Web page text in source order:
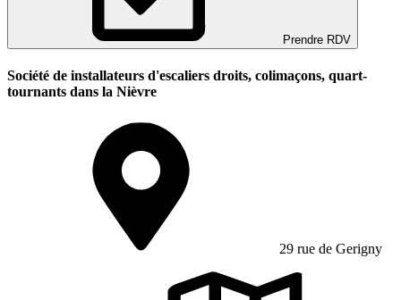
Prendre RDV
Société de installateurs d'escaliers droits, colimaçons, quart-
tournants dans la Nièvre
29 rue de Gerigny